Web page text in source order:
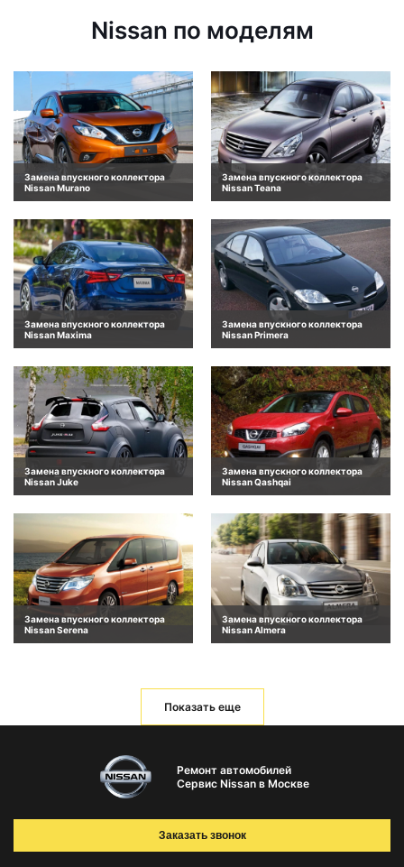
Nissan по моделям
Замена впускного коллектора
Nissan Murano
Замена впускного коллектора
Nissan Teana
Замена впускного коллектора
Nissan Maxima
Замена впускного коллектора
Nissan Primera
Замена впускного коллектора
Nissan Juke
Замена впускного коллектора
Nissan Qashqai
Замена впускного коллектора
Nissan Serena
Замена впускного коллектора
Nissan Almera
Показать еще
Ремонт автомобилей
Сервис Nissan в Москве
Заказать звонок